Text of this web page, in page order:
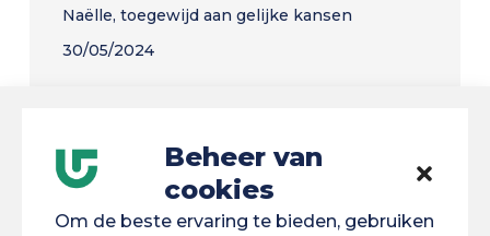
Beheer van
cookies
Om de beste ervaring te bieden, gebruiken
Naëlle, toegewijd aan gelijke kansen
30/05/2024
FSDIE 2025-2026 campagne
16/01/2025